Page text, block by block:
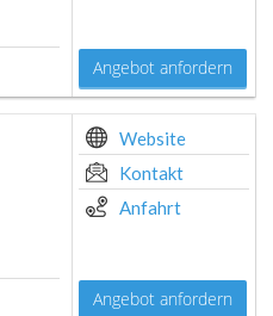
Angebot anfordern
Website
Kontakt
Anfahrt
Angebot anfordern